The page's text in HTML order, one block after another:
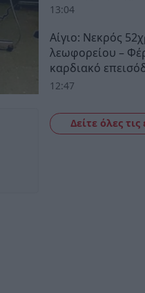
13:04
Αίγιο: Νεκρός
λεωφορείου –
καρδιακό
12:47
Δείτε όλες τις